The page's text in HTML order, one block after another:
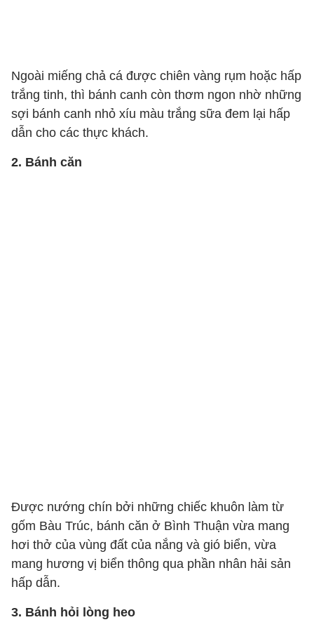
Ngoài miếng chả cá được chiên vàng rụm hoặc hấp
trắng tinh, thì bánh canh còn thơm ngon nhờ những
sợi bánh canh nhỏ xíu màu trắng sữa đem lại hấp
dẫn cho các thực khách.
2. Bánh căn
Được nướng chín bởi những chiếc khuôn làm từ
gốm Bàu Trúc, bánh căn ở Bình Thuận vừa mang
hơi thở của vùng đất của nắng và gió biển, vừa
mang hương vị biển thông qua phần nhân hải sản
hấp dẫn.
3. Bánh hỏi lòng heo